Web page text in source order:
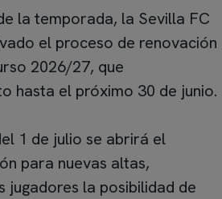
la temporada, la Sevilla FC
el proceso de renovación
2026/27, que
hasta el próximo 30 de junio.
1 de julio se abrirá el
para nuevas altas,
jugadores la posibilidad de